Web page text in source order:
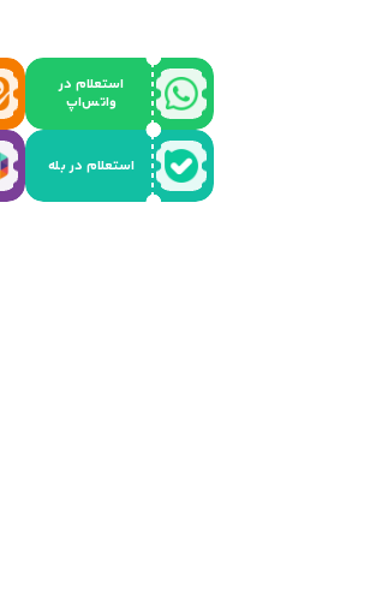
استعلام در
واتس‌اپ
استعلام در بله